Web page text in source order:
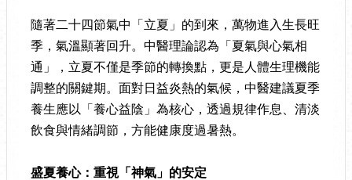
隨著二十四節氣中「立夏」的到來，萬物進入生長旺
季，氣溫顯著回升。中醫理論認為「夏氣與心氣相
通」，立夏不僅是季節的轉換點，更是人體生理機能
調整的關鍵期。面對日益炎熱的氣候，中醫建議夏季
養生應以「養心益陰」為核心，透過規律作息、清淡
飲食與情緒調節，方能健康度過暑熱。
盛夏養心：重視「神氣」的安定